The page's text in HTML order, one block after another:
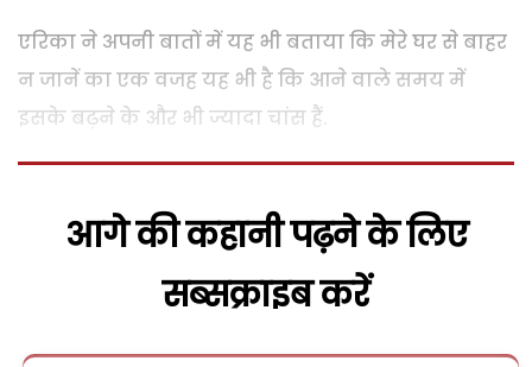
एरिका ने अपनी बातों में यह भी बताया कि मेरे घर से बाहर
न जानें का एक वजह यह भी है कि आने वाले समय में
इसके बढ़ने के और भी ज्यादा चांस हैं.
आगे की कहानी पढ़ने के लिए
सब्सक्राइब करें